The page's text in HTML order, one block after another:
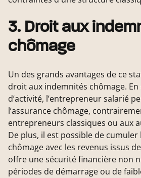
3. Droit aux
chômage
Un des grands avantages de ce
droit aux indemnités chômage. En
d’activité, l’entrepreneur salarié
l’assurance chômage,
entrepreneurs classiques ou aux
De plus, il est possible de cumuler
chômage avec les revenus issus
offre une sécurité financière non
périodes de démarrage ou de